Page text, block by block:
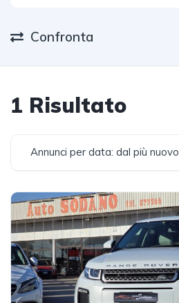
Confronta
1 Risultato
Annunci per data: dal più nuovo